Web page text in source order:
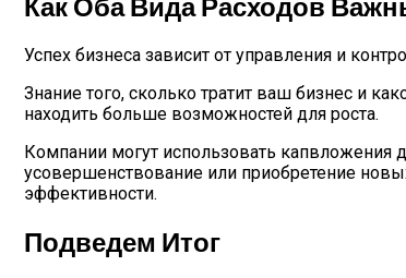
Успех бизнеса зависит от управления и
Знание того, сколько тратит ваш бизнес и
находить больше возможностей для роста.
Компании могут использовать капвложения
усовершенствование или приобретение
эффективности.
Подведем Итог